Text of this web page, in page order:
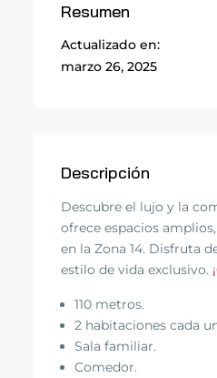
Resumen
Actualizado en:
marzo 26, 2025
Descripción
Descubre el lujo y la
ofrece espacios
en la Zona 14. Disfruta
estilo de vida exclusivo.
110 metros.
2 habitaciones cada
Sala familiar.
Comedor.